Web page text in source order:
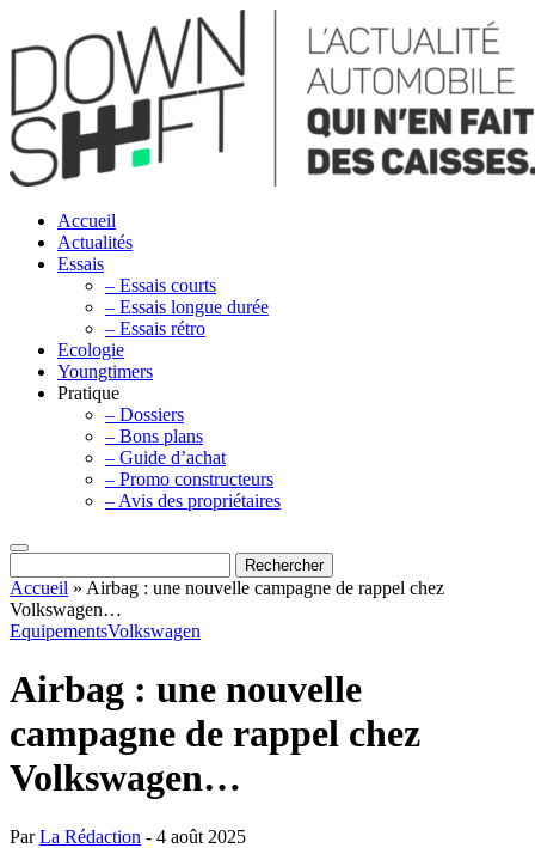
Accueil
Actualités
Essais
– Essais courts
– Essais longue durée
– Essais rétro
Ecologie
Youngtimers
Pratique
– Dossiers
– Bons plans
– Guide d’achat
– Promo constructeurs
– Avis des propriétaires
Accueil » Airbag : une nouvelle campagne de rappel chez
Volkswagen…
EquipementsVolkswagen
Airbag : une nouvelle
campagne de rappel chez
Volkswagen…
ParLa Rédaction - 4 août 2025